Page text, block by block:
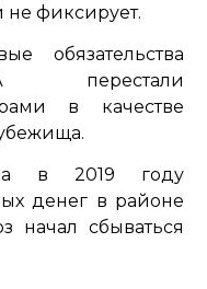
не фиксирует.
обязательства
перестали
в качестве
в 2019 году
денег в районе
начал сбываться